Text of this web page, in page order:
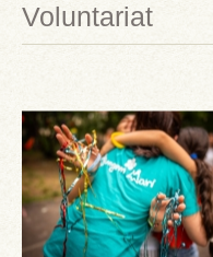
Voluntariat